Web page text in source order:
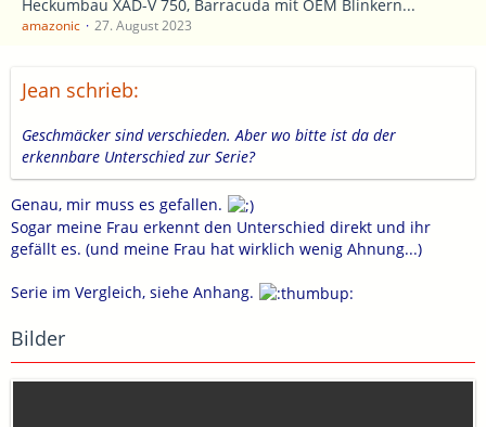
Heckumbau XAD-V 750, Barracuda mit OEM Blinkern...
amazonic 27. August 2023
Jean schrieb:
Geschmäcker sind verschieden. Aber wo bitte ist da der
erkennbare Unterschied zur Serie?
Genau, mir muss es gefallen.
Sogar meine Frau erkennt den Unterschied direkt und ihr
gefällt es. (und meine Frau hat wirklich wenig Ahnung...)
Serie im Vergleich, siehe Anhang.
Bilder